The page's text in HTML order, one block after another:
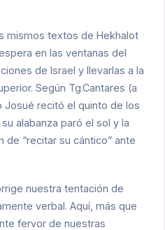
mismos textos de Hekhalot
en las ventanas del
de Israel y llevarlas a la
Según Tg.Cantares (a
Josué recitó el quinto de los
alabanza paró el sol y la
de “recitar su cántico” ante
nuestra tentación de
verbal. Aquí, más que
fervor de nuestras